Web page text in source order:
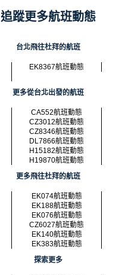
追蹤更多航班動態
台北飛往杜拜的航班
EK8367航班動態
更多從台北出發的航班
CA552航班動態
CZ3012航班動態
CZ8346航班動態
DL7866航班動態
H15182航班動態
H19870航班動態
更多飛往杜拜的航班
EK074航班動態
EK188航班動態
EK076航班動態
CZ6027航班動態
EK140航班動態
EK383航班動態
探索更多